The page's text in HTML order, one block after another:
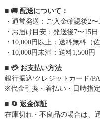
■ 🚚 配送について：
・通常発送：ご入金確認後2〜
・お届け目安：発送後7〜15日
・10,000円以上：送料無料（
・10,000円未満：送料1,500円
■ 💳 お支払い方法
銀行振込/クレジットカード/
※代金引換・着払い・日時指
■ 🔄 返金保証
在庫切れ・不良品の場合は、